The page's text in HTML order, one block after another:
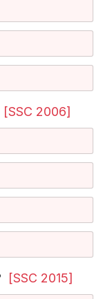
[SSC 2006]
[SSC 2015]